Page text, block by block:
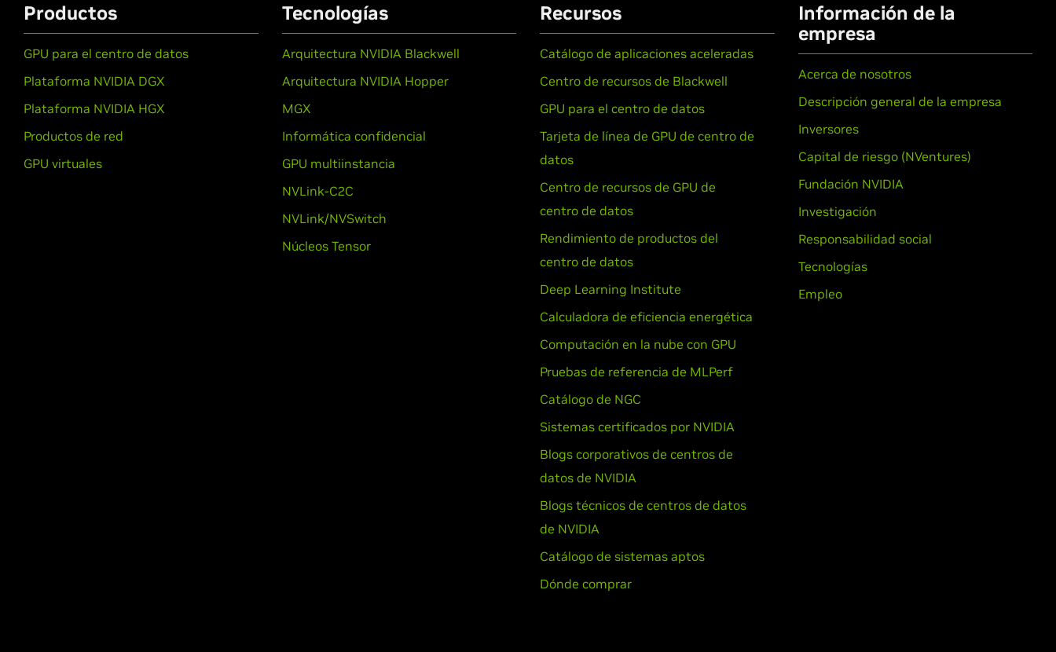
Productos
GPU para el centro de datos
Plataforma NVIDIA DGX
Plataforma NVIDIA HGX
Productos de red
GPU virtuales
Tecnologías
Arquitectura NVIDIA Blackwell
Arquitectura NVIDIA Hopper
MGX
Informática confidencial
GPU multiinstancia
NVLink-C2C
NVLink/NVSwitch
Núcleos Tensor
Recursos
Catálogo de aplicaciones aceleradas
Centro de recursos de Blackwell
GPU para el centro de datos
Tarjeta de línea de GPU de centro de
datos
Centro de recursos de GPU de
centro de datos
Rendimiento de productos del
centro de datos
Deep Learning Institute
Calculadora de eficiencia energética
Computación en la nube con GPU
Pruebas de referencia de MLPerf
Catálogo de NGC
Sistemas certificados por NVIDIA
Blogs corporativos de centros de
datos de NVIDIA
Blogs técnicos de centros de datos
de NVIDIA
Catálogo de sistemas aptos
Dónde comprar
Información de la
empresa
Acerca de nosotros
Descripción general de la empresa
Inversores
Capital de riesgo (NVentures)
Fundación NVIDIA
Investigación
Responsabilidad social
Tecnologías
Empleo